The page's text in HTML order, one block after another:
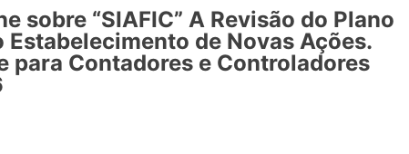
sobre “SIAFIC” A Revisão do Plano
Estabelecimento de Novas Ações.
para Contadores e Controladores